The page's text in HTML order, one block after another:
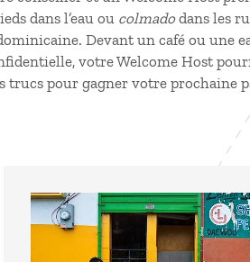
dans l’eau ou colmadodans les
Devant un café ou une
votre Welcome Host
pour gagner votre prochaine